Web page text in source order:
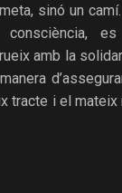
sinó un
amb la
tracte i el